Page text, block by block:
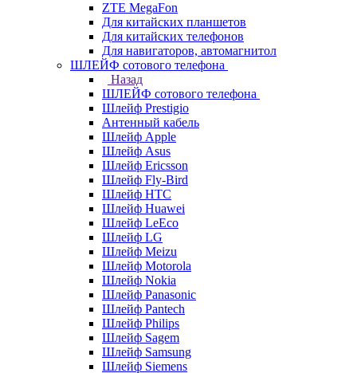
ZTE MegaFon
Для китайских планшетов
Для китайских телефонов
Для навигаторов, автомагнитол
ШЛЕЙФ сотового телефона
Назад
ШЛЕЙФ сотового телефона
Шлейф Prestigio
Антенный кабель
Шлейф Apple
Шлейф Asus
Шлейф Ericsson
Шлейф Fly-Bird
Шлейф HTC
Шлейф Huawei
Шлейф LeEco
Шлейф LG
Шлейф Meizu
Шлейф Motorola
Шлейф Nokia
Шлейф Panasonic
Шлейф Pantech
Шлейф Philips
Шлейф Sagem
Шлейф Samsung
Шлейф Siemens